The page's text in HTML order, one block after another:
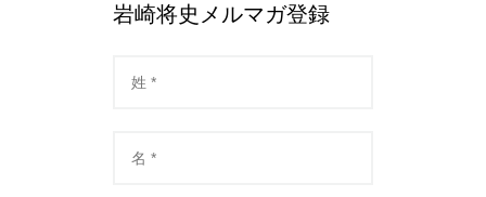
岩崎将史メルマガ登録